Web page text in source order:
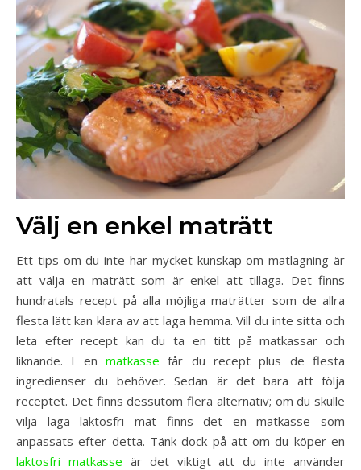
Välj en enkel maträtt
Ett tips om du inte har mycket kunskap om matlagning är
att välja en maträtt som är enkel att tillaga. Det finns
hundratals recept på alla möjliga maträtter som de allra
flesta lätt kan klara av att laga hemma. Vill du inte sitta och
leta efter recept kan du ta en titt på matkassar och
liknande. I en matkasse får du recept plus de flesta
ingredienser du behöver. Sedan är det bara att följa
receptet. Det finns dessutom flera alternativ; om du skulle
vilja laga laktosfri mat finns det en matkasse som
anpassats efter detta. Tänk dock på att om du köper en
laktosfri matkasse är det viktigt att du inte använder